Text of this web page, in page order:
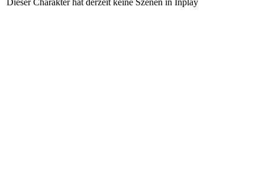
Dieser Charakter hat derzeit keine Szenen in Inplay